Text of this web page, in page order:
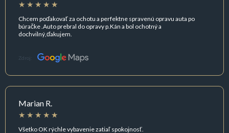
Chcem poďakovať za ochotu a perfektne spravenú opravu auta po
búračke .Auto prebral do opravy p.Kán a bol ochotný a
dochvilný,ďakujem.
Zdroj:
Marian R.
Všetko OK rýchle vybavenie zatiaľ spokojnosť.